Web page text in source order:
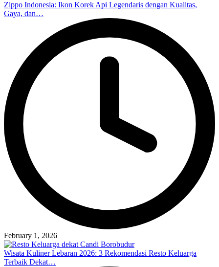
Zippo Indonesia: Ikon Korek Api Legendaris dengan Kualitas,
Gaya, dan…
February 1, 2026
Wisata Kuliner Lebaran 2026: 3 Rekomendasi Resto Keluarga
Terbaik Dekat…